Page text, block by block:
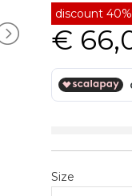
discount 40%
€
Size